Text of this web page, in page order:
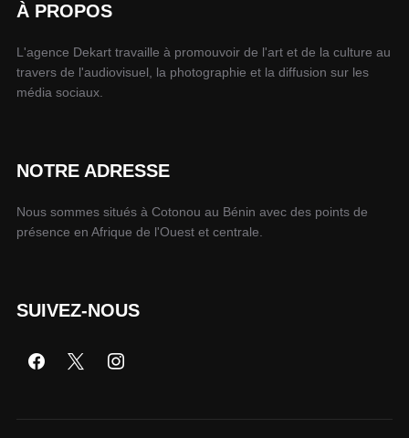
À PROPOS
L'agence Dekart travaille à promouvoir de l'art et de la culture au
travers de l'audiovisuel, la photographie et la diffusion sur les
média sociaux.
NOTRE ADRESSE
Nous sommes situés à Cotonou au Bénin avec des points de
présence en Afrique de l'Ouest et centrale.
SUIVEZ-NOUS